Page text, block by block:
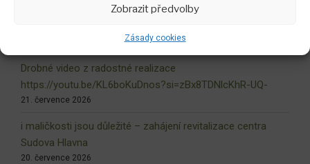
Zobrazit předvolby
Zásady cookies
Drobné video z radostné realizace
https://youtu.be/KL6boKuDnos?si=zBx8TDNlcKhR-UQ-
21. července 2026
i maličkosti jsou důležité – zahájení revitalizace centra
Sudova Hlavna
20. července 2026